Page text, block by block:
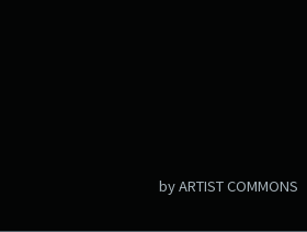
by ARTIST COMMONS